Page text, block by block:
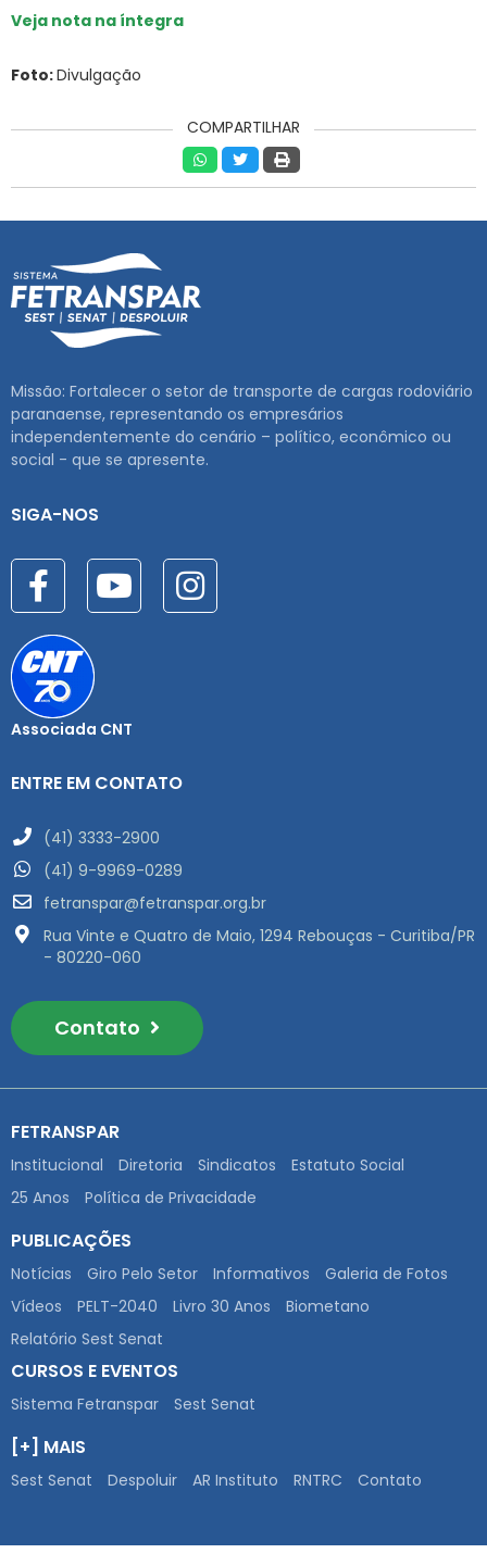
Veja nota na íntegra
Foto:Divulgação
COMPARTILHAR
Missão: Fortalecer o setor de transporte de cargas rodoviário
paranaense, representando os empresários
independentemente do cenário – político, econômico ou
social - que se apresente.
SIGA-NOS
Associada CNT
ENTRE EM CONTATO
(41) 3333-2900
(41) 9-9969-0289
fetranspar@fetranspar.org.br
Rua Vinte e Quatro de Maio, 1294 Rebouças - Curitiba/PR
- 80220-060
Contato
FETRANSPAR
Institucional Diretoria Sindicatos
Estatuto Social
25 Anos
Política de Privacidade
PUBLICAÇÕES
Notícias Giro Pelo Setor Informativos
Galeria de Fotos
Vídeos
PELT-2040 Livro 30 Anos
Biometano
Relatório Sest Senat
CURSOS E EVENTOS
Sistema Fetranspar Sest Senat
[+] MAIS
Sest Senat Despoluir AR Instituto RNTRC Contato